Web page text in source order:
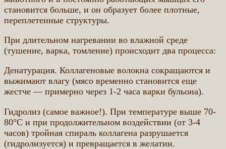
становится больше, и он образует более плотные,
переплетенные структуры.
При длительном нагревании во влажной среде
(тушение, варка, томление) происходит два процесса:
Денатурация. Коллагеновые волокна сокращаются и
выжимают влагу (мясо временно становится еще
жестче — примерно через 1-2 часа варки бульона).
Гидролиз (самое важное!). При температуре выше 70-
80°C и при продолжительном воздействии (от 3-4
часов) тройная спираль коллагена разрушается
(гидролизуется) и превращается в желатин.